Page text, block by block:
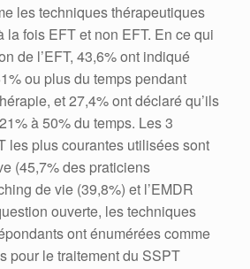
les techniques thérapeutiques
la fois EFT et non EFT. En ce qui
de l’EFT, 43,6% ont indiqué
ou plus du temps pendant
et 27,4% ont déclaré qu’ils
à 50% du temps. Les 3
les plus courantes utilisées sont
(45,7% des praticiens
de vie (39,8%) et l’EMDR
ouverte, les techniques
ont énumérées comme
pour le traitement du SSPT